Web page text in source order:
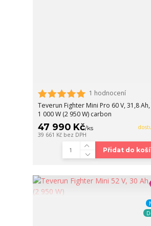
1 hodnocení
Teverun Fighter Mini Pro 60 V, 31,8
1 000 W (2 950 W) carbon
47 990 Kč/ks
39 661 Kč bez DPH
Přidat do